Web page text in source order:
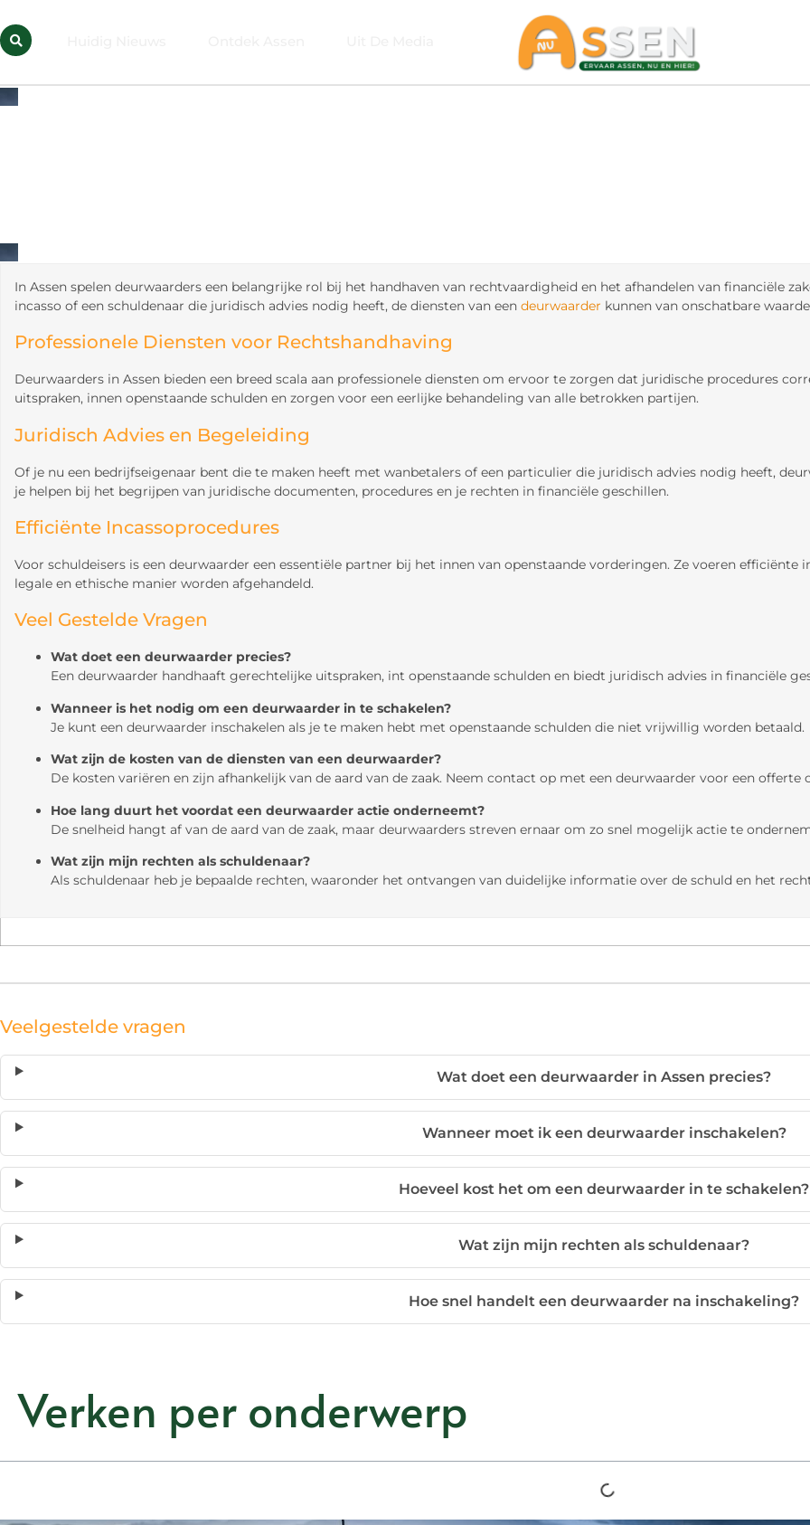
In Assen spelen deurwaarders een belangrijke rol bij het handhaven van rechtvaardigheid en het afhandelen van financiële
incasso of een schuldenaar die juridisch advies nodig heeft, de diensten van een deurwaarder kunnen van onschatbare
Professionele Diensten voor Rechtshandhaving
Deurwaarders in Assen bieden een breed scala aan professionele diensten om ervoor te zorgen dat juridische procedures
uitspraken, innen openstaande schulden en zorgen voor een eerlijke behandeling van alle betrokken partijen.
Juridisch Advies en Begeleiding
Of je nu een bedrijfseigenaar bent die te maken heeft met wanbetalers of een particulier die juridisch advies nodig heeft,
je helpen bij het begrijpen van juridische documenten, procedures en je rechten in financiële geschillen.
Efficiënte Incassoprocedures
Voor schuldeisers is een deurwaarder een essentiële partner bij het innen van openstaande vorderingen. Ze voeren
legale en ethische manier worden afgehandeld.
Veel Gestelde Vragen
Wat doet een deurwaarder precies?
Een deurwaarder handhaaft gerechtelijke uitspraken, int openstaande schulden en biedt juridisch advies in financiële
Wanneer is het nodig om een deurwaarder in te schakelen?
Je kunt een deurwaarder inschakelen als je te maken hebt met openstaande schulden die niet vrijwillig worden betaald.
Wat zijn de kosten van de diensten van een deurwaarder?
De kosten variëren en zijn afhankelijk van de aard van de zaak. Neem contact op met een deurwaarder voor een offerte
Hoe lang duurt het voordat een deurwaarder actie onderneemt?
De snelheid hangt af van de aard van de zaak, maar deurwaarders streven ernaar om zo snel mogelijk actie te
Wat zijn mijn rechten als schuldenaar?
Als schuldenaar heb je bepaalde rechten, waaronder het ontvangen van duidelijke informatie over de schuld en het
Veelgestelde vragen
Wat doet een deurwaarder in Assen precies?
Wanneer moet ik een deurwaarder inschakelen?
Hoeveel kost het om een deurwaarder in te schakelen?
Wat zijn mijn rechten als schuldenaar?
Hoe snel handelt een deurwaarder na inschakeling?
Verken per onderwerp